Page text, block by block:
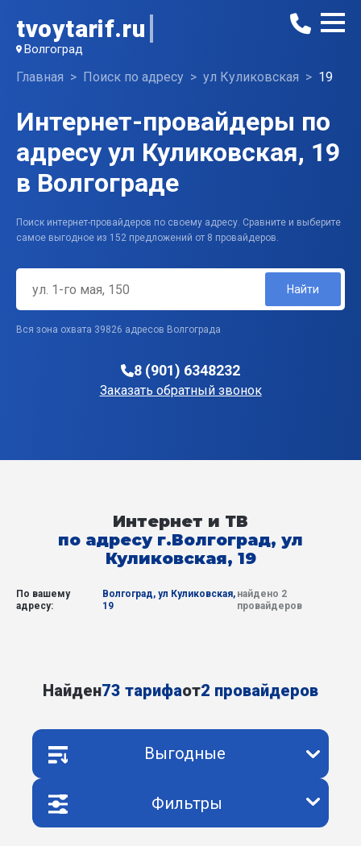
tvoytarif.ru
Волгоград
Главная Поиск по адресу ул Куликовская 19
Интернет-провайдеры по
адресу ул Куликовская, 19
в Волгограде
Поиск интернет-провайдеров по своему адресу. Сравните и выберите
самое выгодное из 152 предложений от 8 провайдеров.
Найти
Вся зона охвата 39826 адресов Волгограда
8 (901) 6348232
Заказать обратный звонок
Интернет и ТВ
по адресу г.Волгоград, ул
Куликовская, 19
По вашему
адресу:
Волгоград, ул Куликовская,
19
найдено 2
провайдеров
Найден73 тарифаот2 провайдеров
Выгодные
Фильтры